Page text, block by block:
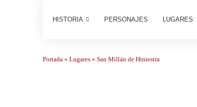
HISTORIA PERSONAJES LUGARES
Portada » Lugares » San Millán de Hiniestra